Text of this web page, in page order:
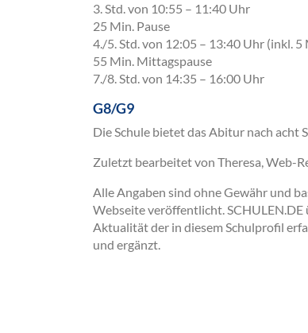
3. Std. von 10:55 – 11:40 Uhr
25 Min. Pause
4./5. Std. von 12:05 – 13:40 Uhr (inkl. 5
55 Min. Mittagspause
7./8. Std. von 14:35 – 16:00 Uhr
G8/G9
Die Schule bietet das Abitur nach acht
Zuletzt bearbeitet von Theresa, Web-
Alle Angaben sind ohne Gewähr und
Webseite veröffentlicht.
Aktualität der in diesem Schulprofil
und ergänzt.